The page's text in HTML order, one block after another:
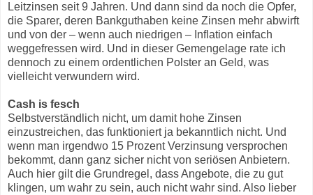
Leitzinsen seit 9 Jahren. Und dann sind da noch die Opfer,
die Sparer, deren Bankguthaben keine Zinsen mehr abwirft
und von der – wenn auch niedrigen – Inflation einfach
weggefressen wird. Und in dieser Gemengelage rate ich
dennoch zu einem ordentlichen Polster an Geld, was
vielleicht verwundern wird.
Cash is fesch
Selbstverständlich nicht, um damit hohe Zinsen
einzustreichen, das funktioniert ja bekanntlich nicht. Und
wenn man irgendwo 15 Prozent Verzinsung versprochen
bekommt, dann ganz sicher nicht von seriösen Anbietern.
Auch hier gilt die Grundregel, dass Angebote, die zu gut
klingen, um wahr zu sein, auch nicht wahr sind. Also lieber